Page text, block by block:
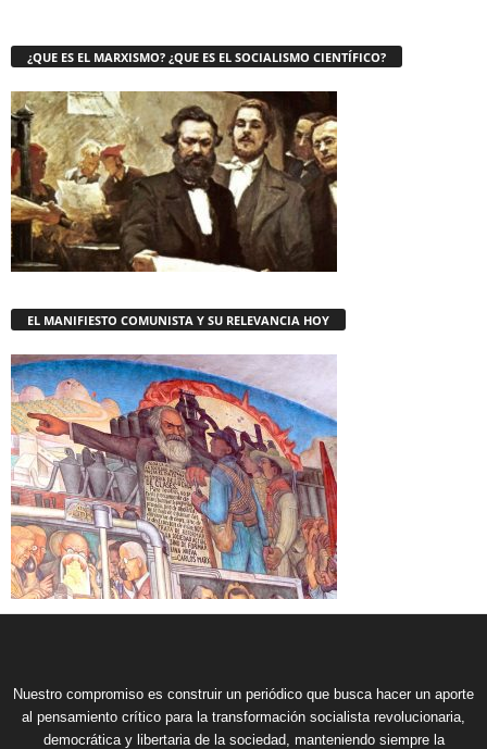
¿QUE ES EL MARXISMO? ¿QUE ES EL SOCIALISMO CIENTÍFICO?
EL MANIFIESTO COMUNISTA Y SU RELEVANCIA HOY
Nuestro compromiso es construir un periódico que busca hacer un aporte
al pensamiento crítico para la transformación socialista revolucionaria,
democrática y libertaria de la sociedad, manteniendo siempre la